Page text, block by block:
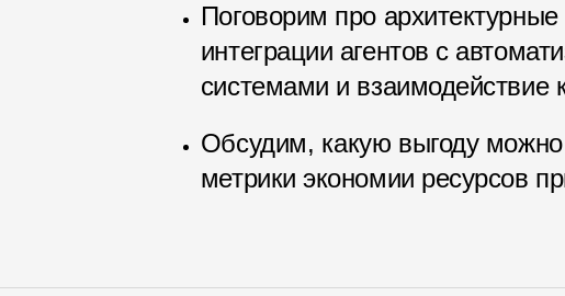
Поговорим про
интеграции агентов с
системами и взаимодействие
Обсудим, какую выгоду можно
метрики экономии ресурсов